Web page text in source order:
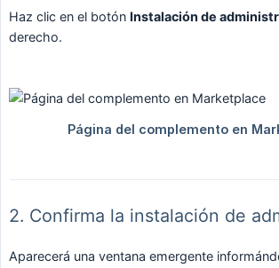
Haz clic en el botón Instalación de
derecho.
2. Confirma la instalación de
Aparecerá una ventana emergente